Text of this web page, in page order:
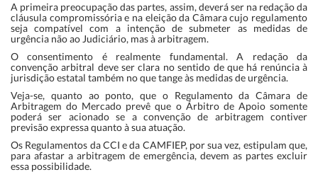
A primeira preocupação das partes, assim, deverá ser na redação da
cláusula compromissória e na eleição da Câmara cujo regulamento
seja compatível com a intenção de submeter as medidas de
urgência não ao Judiciário, mas à arbitragem.
O consentimento é realmente fundamental. A redação da
convenção arbitral deve ser clara no sentido de que há renúncia à
jurisdição estatal também no que tange às medidas de urgência.
Veja-se, quanto ao ponto, que o Regulamento da Câmara de
Arbitragem do Mercado prevê que o Árbitro de Apoio somente
poderá ser acionado se a convenção de arbitragem contiver
previsão expressa quanto à sua atuação.
Os Regulamentos da CCI e da CAMFIEP, por sua vez, estipulam que,
para afastar a arbitragem de emergência, devem as partes excluir
essa possibilidade.